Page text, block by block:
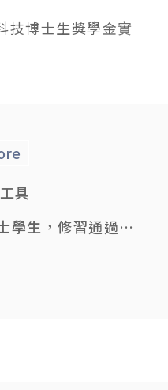
技博士生獎學金實
具
107學年度起入學之碩博士學生，修習通過6小時學術倫理課程者，始得申請學位考試。